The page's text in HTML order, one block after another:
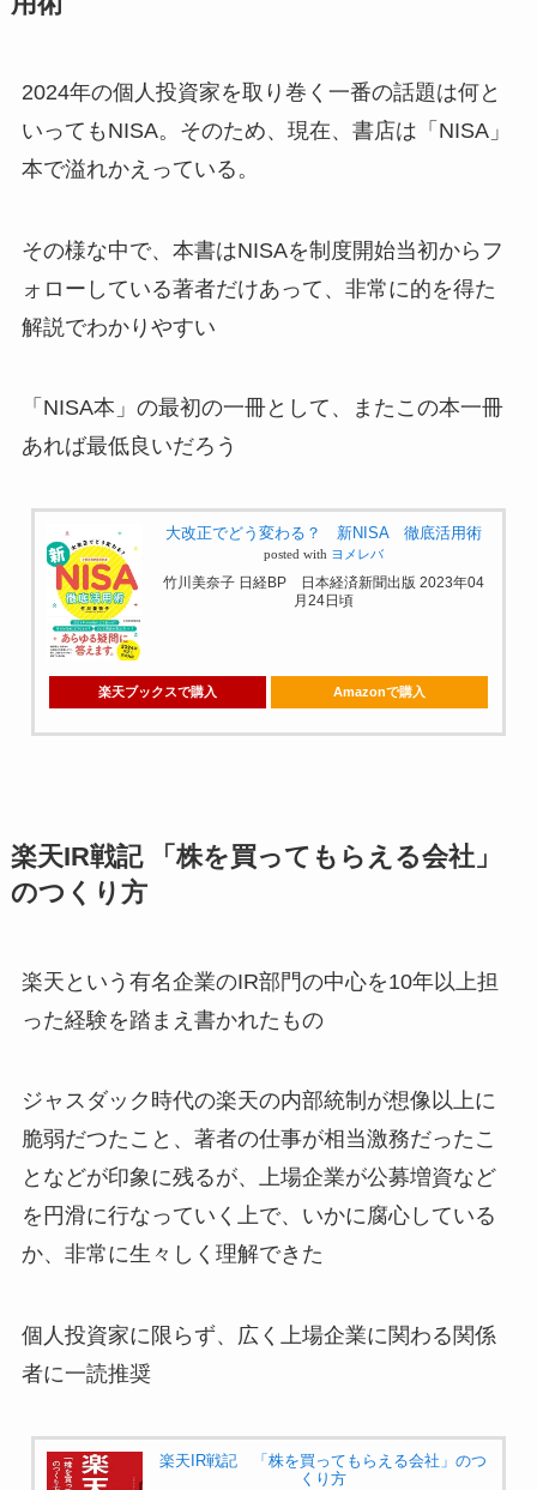
2024年の個人投資家を取り巻く一番の話題は何と
いってもNISA。そのため、現在、書店は「NISA」
本で溢れかえっている。
その様な中で、本書はNISAを制度開始当初からフ
ォローしている著者だけあって、非常に的を得た
解説でわかりやすい
「NISA本」の最初の一冊として、またこの本一冊
あれば最低良いだろう
大改正でどう変わる？ 新NISA 徹底活用術
posted with ヨメレバ
竹川美奈子 日経BP 日本経済新聞出版 2023年04
月24日頃
楽天ブックスで購入 Amazonで購入
楽天IR戦記 「株を買ってもらえる会社」
のつくり方
楽天という有名企業のIR部門の中心を10年以上担
った経験を踏まえ書かれたもの
ジャスダック時代の楽天の内部統制が想像以上に
脆弱だつたこと、著者の仕事が相当激務だったこ
となどが印象に残るが、上場企業が公募増資など
を円滑に行なっていく上で、いかに腐心している
か、非常に生々しく理解できた
個人投資家に限らず、広く上場企業に関わる関係
者に一読推奨
楽天IR戦記 「株を買ってもらえる会社」のつ
くり方